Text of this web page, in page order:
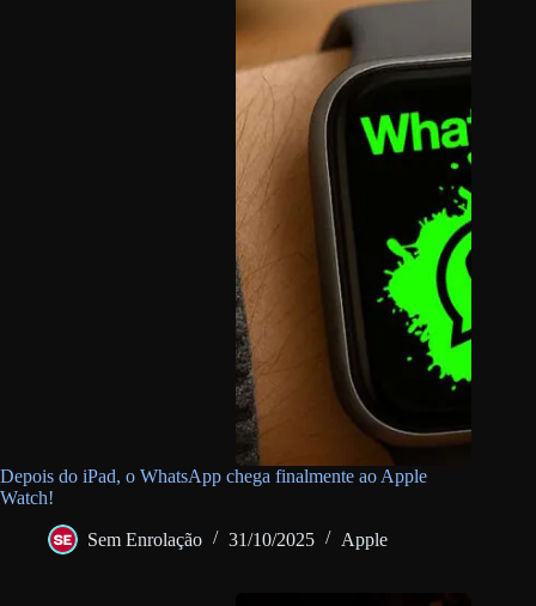
Depois do iPad, o WhatsApp chega finalmente ao Apple
Watch!
Sem Enrolação 31/10/2025 Apple